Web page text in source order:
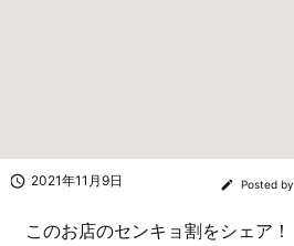
 2021年11月9日  Posted by
このお店のセンキョ割をシェア！